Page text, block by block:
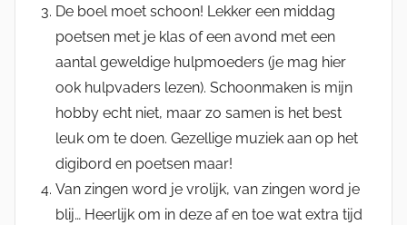
De boel moet schoon! Lekker een middag
poetsen met je klas of een avond met een
aantal geweldige hulpmoeders (je mag hier
ook hulpvaders lezen). Schoonmaken is mijn
hobby echt niet, maar zo samen is het best
leuk om te doen. Gezellige muziek aan op het
digibord en poetsen maar!
Van zingen word je vrolijk, van zingen word je
blij… Heerlijk om in deze af en toe wat extra tijd